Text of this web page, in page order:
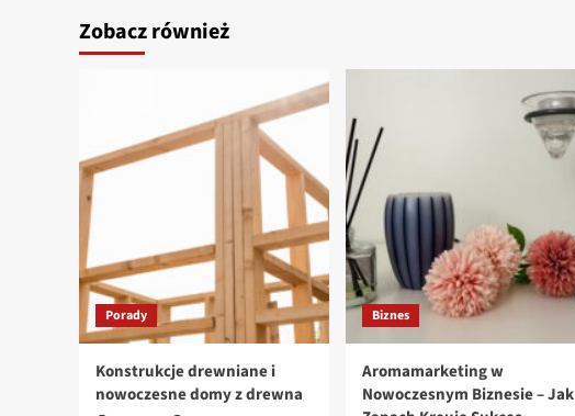
Zobacz również
Porady
Konstrukcje drewniane i
nowoczesne domy z drewna
Biznes
Aromamarketing w
Nowoczesnym Biznesie – Jak